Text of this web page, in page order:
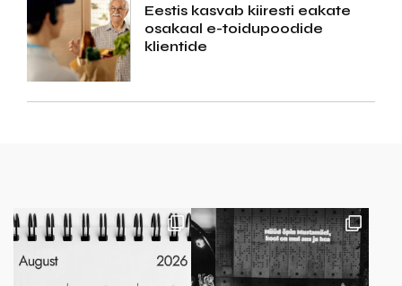
Eestis kasvab kiiresti eakate
osakaal e-toidupoodide
klientide